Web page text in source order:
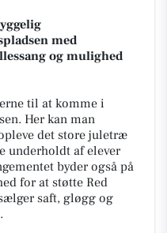
med
og mulighed
til at komme i
Her kan man
det store juletræ
underholdt af elever
byder også på
for at støtte Red
saft, gløgg og